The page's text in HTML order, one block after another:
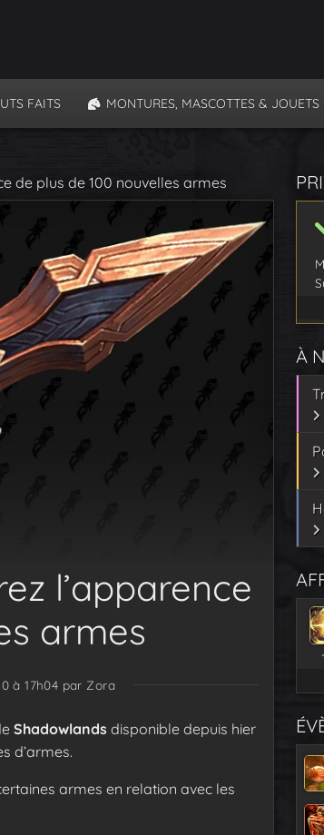
FAITS MONTURES, MASCOTTES & JOUETS
de plus de 100 nouvelles armes
l’apparence
armes
à 17h04 par Zora
Shadowlands disponible depuis hier
d’armes.
armes en relation avec les
À